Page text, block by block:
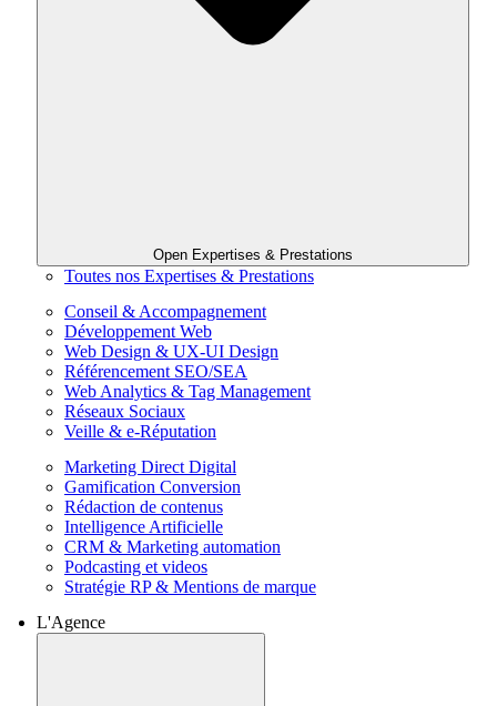
Open Expertises & Prestations
Toutes nos Expertises & Prestations
Conseil & Accompagnement
Développement Web
Web Design & UX-UI Design
Référencement SEO/SEA
Web Analytics & Tag Management
Réseaux Sociaux
Veille & e-Réputation
Marketing Direct Digital
Gamification Conversion
Rédaction de contenus
Intelligence Artificielle
CRM & Marketing automation
Podcasting et videos
Stratégie RP & Mentions de marque
L'Agence